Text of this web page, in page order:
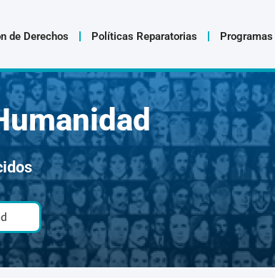
de Derechos Políticas Reparatorias